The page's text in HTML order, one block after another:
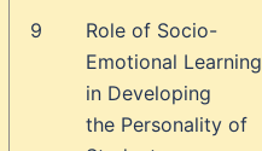
9
Role of Socio-
Emotional Learning
in Developing
the Personality of